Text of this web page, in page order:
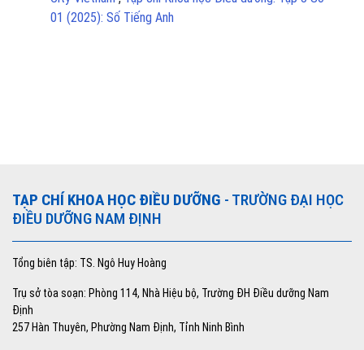
01 (2025): Số Tiếng Anh
TẠP CHÍ KHOA HỌC ĐIỀU DƯỠNG - TRƯỜNG ĐẠI HỌC
ĐIỀU DƯỠNG NAM ĐỊNH
Tổng biên tập: TS. Ngô Huy Hoàng
Trụ sở tòa soạn: Phòng 114, Nhà Hiệu bộ, Trường ĐH Điều dưỡng Nam
Định
257 Hàn Thuyên, Phường Nam Định, Tỉnh Ninh Bình